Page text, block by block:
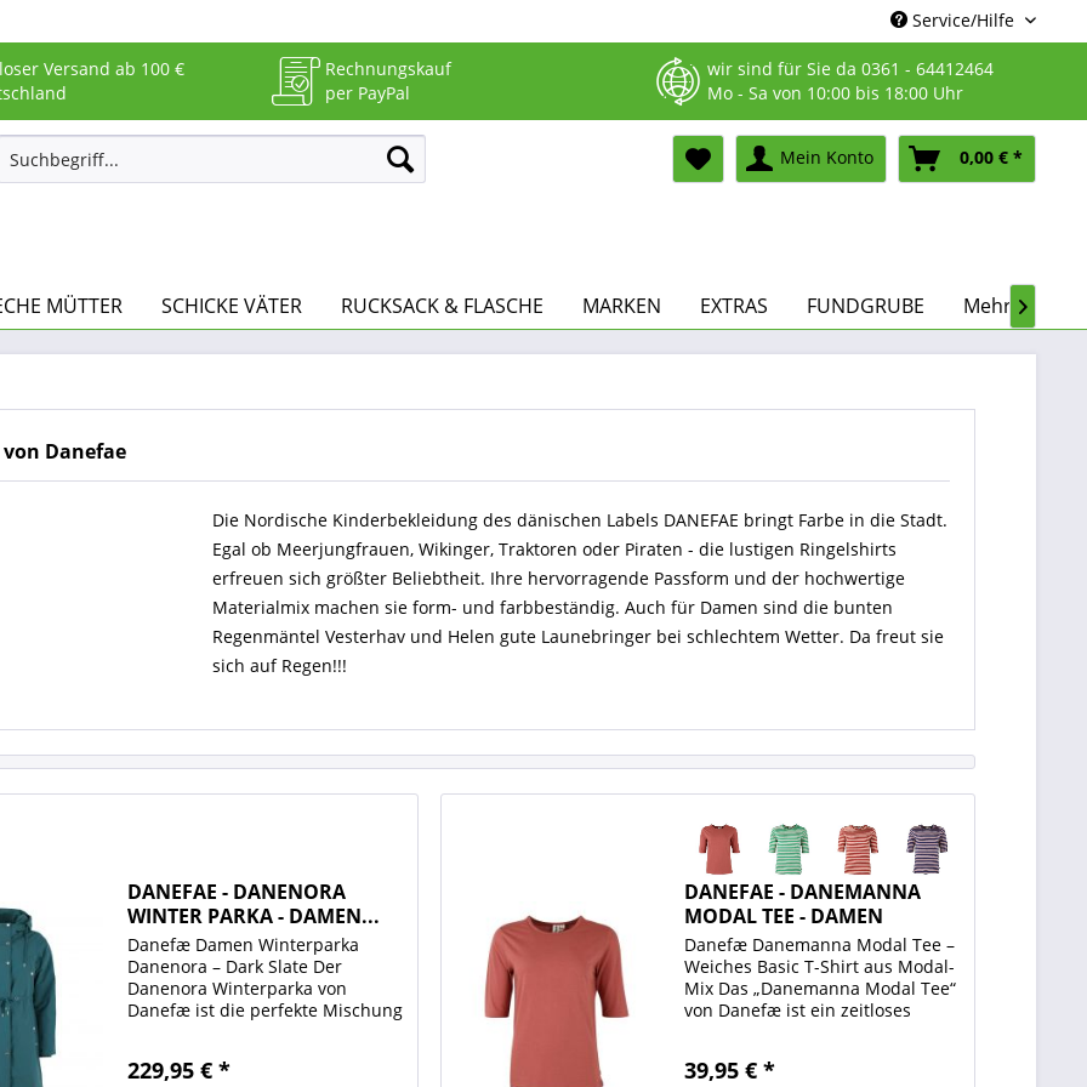
Service/Hilfe
Versand ab 100 €
Rechnungskauf
per PayPal
wir sind für Sie da 0361 - 64412464
Mo - Sa von 10:00 bis 18:00 Uhr
Mein Konto 0,00 € *
MÜTTER SCHICKE VÄTER RUCKSACK & FLASCHE MARKEN EXTRAS FUNDGRUBE Mehr...

Danefae
Die Nordische Kinderbekleidung des dänischen Labels DANEFAE bringt Farbe in die Stadt.
Egal ob Meerjungfrauen, Wikinger, Traktoren oder Piraten - die lustigen Ringelshirts
erfreuen sich größter Beliebtheit. Ihre hervorragende Passform und der hochwertige
Materialmix machen sie form- und farbbeständig. Auch für Damen sind die bunten
Regenmäntel Vesterhav und Helen gute Launebringer bei schlechtem Wetter. Da freut sie
sich auf Regen!!!
DANEFAE - DANENORA
WINTER PARKA - DAMEN...
Danefæ Damen Winterparka
Danenora – Dark Slate Der
Danenora Winterparka von
Danefæ ist die perfekte Mischung
technische Wintermantel hält
229,95 € *
DANEFAE - DANEMANNA
MODAL TEE - DAMEN
KURZARM...
Danefæ Danemanna Modal Tee –
Weiches Basic T-Shirt aus Modal-
Mix Das „Danemanna Modal Tee“
von Danefæ ist ein zeitloses
verschiedenen Farben – von
39,95 € *